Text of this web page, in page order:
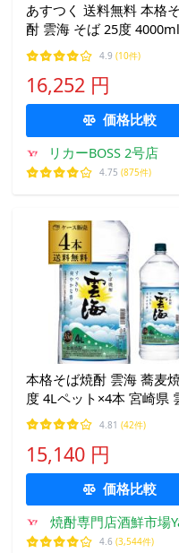
あすつく 送料無料 本格
酎 雲海 そば 25度
本/1ケース
4.9 (10件)
16,252 円
価格比較
リカーBOSS 2号店
4.75 (875件)
本格そば焼酎 雲海 蕎麦
度 4Lペット×4本 宮崎県
造 送料無料 4000ml 焼酎
大容量 4L KOB あすつく
4.81 (42件)
15,140 円
価格比較
焼酎専門店酒鮮市場
店
4.6 (3,544件)